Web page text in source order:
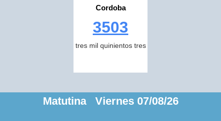
Cordoba
3503
tres mil quinientos tres
Matutina Viernes 07/08/26